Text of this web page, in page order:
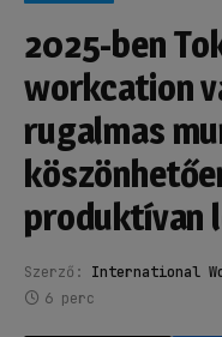
2025-ben
workcation
rugalmas
produktívan
Szerző: International
6 perc